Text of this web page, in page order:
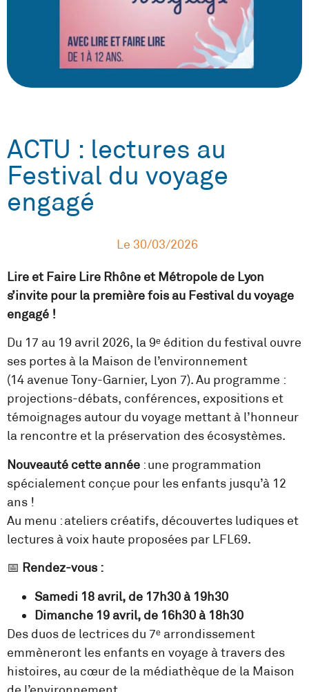
ACTU : lectures au
Festival du voyage
engagé
Le 30/03/2026
Lire et Faire Lire Rhône et Métropole de Lyon
s’invite pour la première fois au Festival du voyage
engagé !
Du 17 au 19 avril 2026, la 9ᵉ édition du festival ouvre
ses portes à la Maison de l’environnement
(14 avenue Tony-Garnier, Lyon 7). Au programme :
projections-débats, conférences, expositions et
témoignages autour du voyage mettant à l’honneur
la rencontre et la préservation des écosystèmes.
Nouveauté cette année : une programmation
spécialement conçue pour les enfants jusqu’à 12
ans !
Au menu : ateliers créatifs, découvertes ludiques et
lectures à voix haute proposées par LFL69.
📅 Rendez-vous :
Samedi 18 avril, de 17h30 à 19h30
Dimanche 19 avril, de 16h30 à 18h30
Des duos de lectrices du 7ᵉ arrondissement
emmèneront les enfants en voyage à travers des
histoires, au cœur de la médiathèque de la Maison